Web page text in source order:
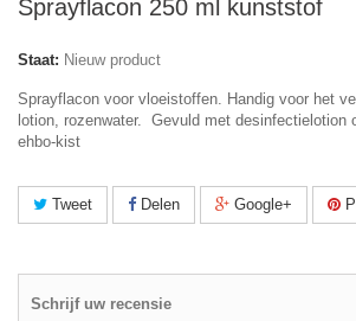
Sprayflacon 250 ml kunststof
Staat: Nieuw product
Sprayflacon voor vloeistoffen. Handig voor het
lotion, rozenwater. Gevuld met desinfectielotion
ehbo-kist
Tweet Delen Google+
Schrijf uw recensie